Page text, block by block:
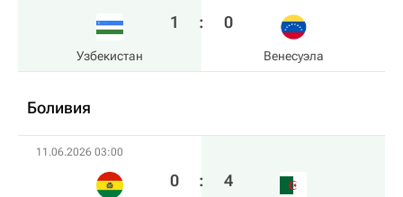
Узбекистан
1 : 0
Венесуэла
Боливия
11.06.2026 03:00
0 : 4